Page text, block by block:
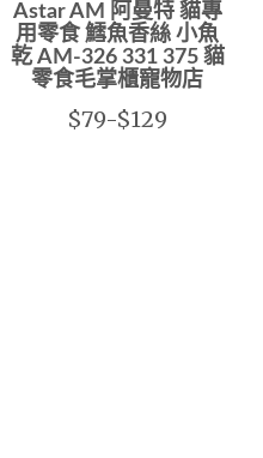
Astar AM 阿曼特 貓專
用零食 鱈魚香絲 小魚
乾 AM-326 331 375 貓
零食毛掌櫃寵物店
$79-$129